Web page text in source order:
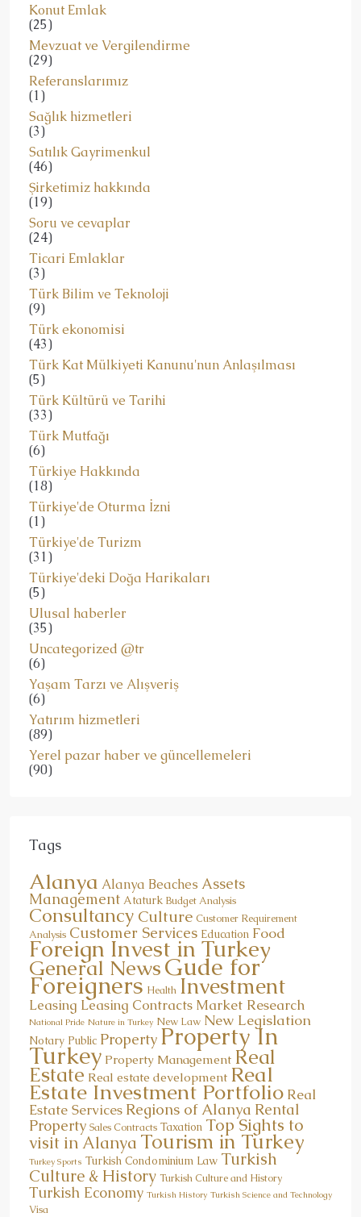
Konut Emlak
(25)
Mevzuat ve Vergilendirme
(29)
Referanslarımız
(1)
Sağlık hizmetleri
(3)
Satılık Gayrimenkul
(46)
Şirketimiz hakkında
(19)
Soru ve cevaplar
(24)
Ticari Emlaklar
(3)
Türk Bilim ve Teknoloji
(9)
Türk ekonomisi
(43)
Türk Kat Mülkiyeti Kanunu'nun Anlaşılması
(5)
Türk Kültürü ve Tarihi
(33)
Türk Mutfağı
(6)
Türkiye Hakkında
(18)
Türkiye'de Oturma İzni
(1)
Türkiye'de Turizm
(31)
Türkiye'deki Doğa Harikaları
(5)
Ulusal haberler
(35)
Uncategorized @tr
(6)
Yaşam Tarzı ve Alışveriş
(6)
Yatırım hizmetleri
(89)
Yerel pazar haber ve güncellemeleri
(90)
Tags
Alanya Alanya Beaches Assets
Management Ataturk Budget Analysis
Consultancy Culture Customer Requirement
Analysis Customer Services Education Food
Foreign Invest in Turkey
General NewsGude for
Foreigners Health Investment
Leasing Leasing Contracts Market Research
National Pride Nature in Turkey New Law New Legislation
Notary Public Property Property In
Turkey Property Management Real
Estate Real estate development Real
Estate Investment Portfolio Real
Estate Services Regions of Alanya Rental
Property Sales Contracts Taxation Top Sights to
visit in Alanya Tourism in Turkey
Turkey Sports Turkish Condominium Law Turkish
Culture & History Turkish Culture and History
Turkish Economy Turkish History Turkish Science and Technology
Visa